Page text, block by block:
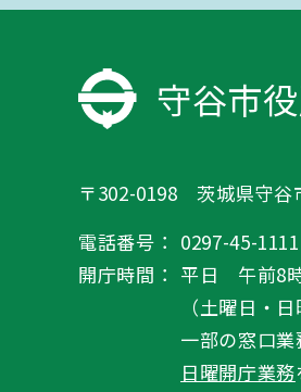
守谷市
〒302-0198 茨城県守谷
電話番号： 0297-45-1111
開庁時間： 平日 午前8
（土曜日・
一部の窓口
日曜開庁業務